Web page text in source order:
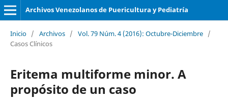
Archivos Venezolanos de Puericultura y Pediatría
Inicio / Archivos / Vol. 79 Núm. 4 (2016): Octubre-Diciembre /
Casos Clínicos
Eritema multiforme minor. A
propósito de un caso